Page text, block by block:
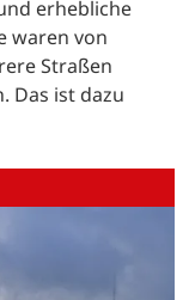
erhebliche
waren von
Straßen
Das ist dazu